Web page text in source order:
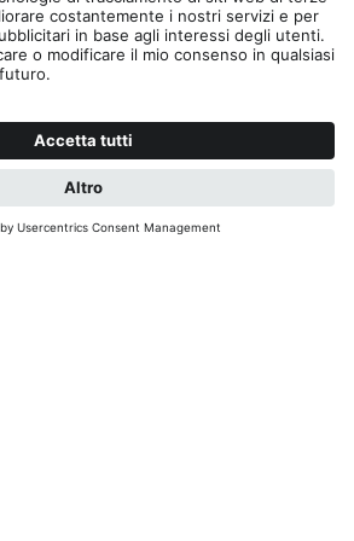
0474 531105
kronplatz@pec.it
+ Cod. Fisc. 01151130216